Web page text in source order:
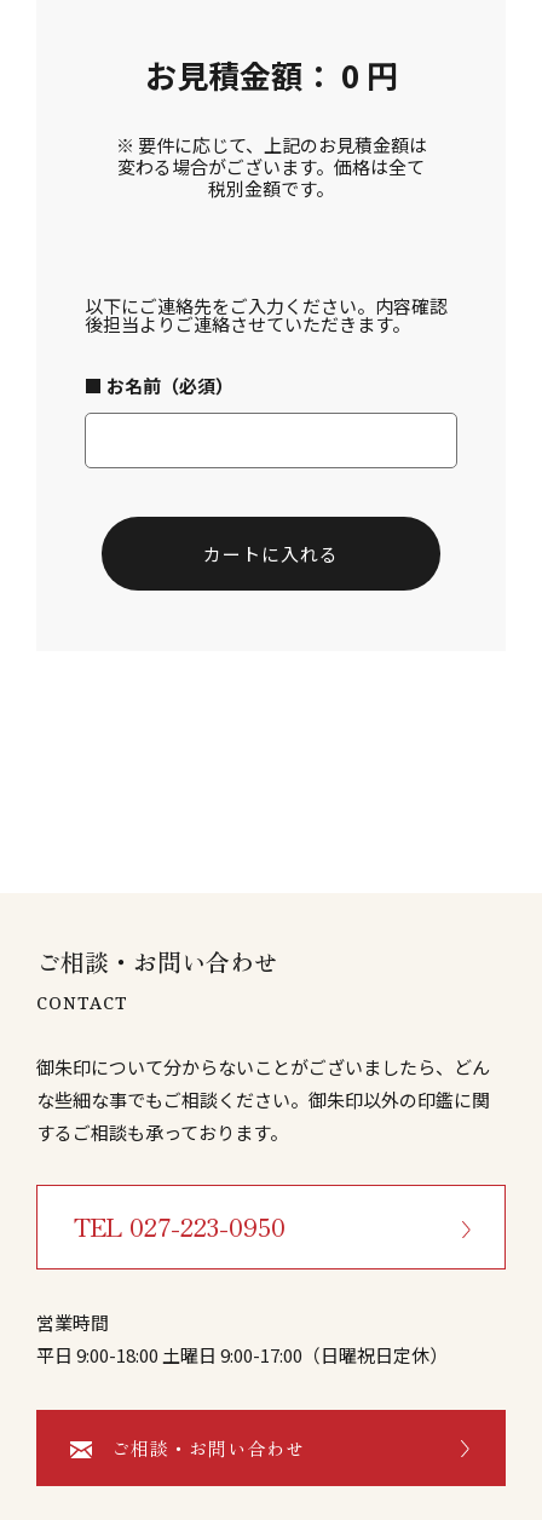
お見積金額 ： 0 円
※ 要件に応じて、上記のお見積金額は
変わる場合がございます。価格は全て
税別金額です。
以下にご連絡先をご入力ください。内容確認
後担当よりご連絡させていただきます。
■ お名前（必須）
ご相談・お問い合わせ
CONTACT
御朱印について分からないことがございましたら、どん
な些細な事でもご相談ください。御朱印以外の印鑑に関
するご相談も承っております。
TEL 027-223-0950
営業時間
平日 9:00-18:00 土曜日 9:00-17:00（日曜祝日定休）
ご相談・お問い合わせ